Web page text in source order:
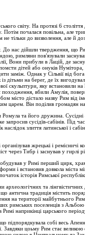
світу. На протязі 6
почалася повільна, але
не тільки до визволення, але й
До нас дійшли твердження, що
римляни пов'язували
Вони прибули в Лацій, де
дітей або онуків
заміж. Однак у Сільвії від
дітьми на берег, де їх
скульптури, яку встановили
вбили Амулія,
місто дістало назву Рим від
Він поділив громадян на
та його дружина. Сусідні
сусідїв-сабінів. Під
злиття латинської і
жрецькі і ремісничі
через Тибр і заснував у гирлі
у Римі перший цирк,
і встановив довкола міста
історія Римської
археологічних та
традиція містить
на території майбутнього
римських поселенців з Альбою
наприкінці царського
підпорядкувала собі весь
Завдяки цоьму Рим стає